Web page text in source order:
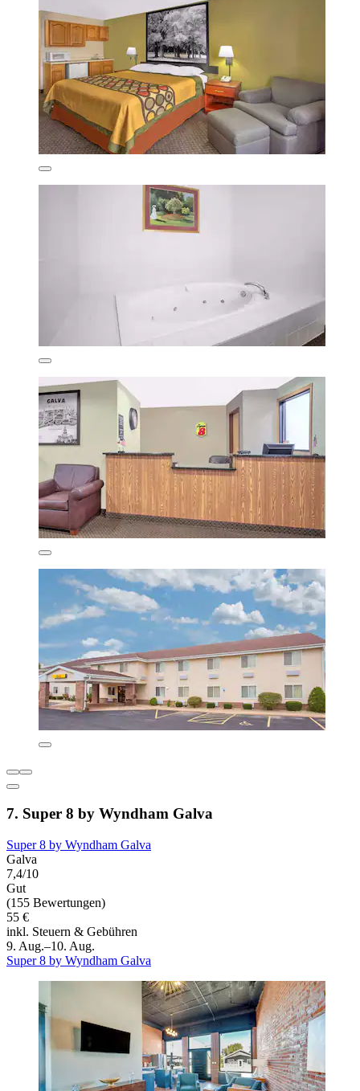
7. Super 8 by Wyndham Galva
Super 8 by Wyndham Galva
Galva
7,4/10
Gut
(155 Bewertungen)
55 €
inkl. Steuern & Gebühren
9. Aug.–10. Aug.
Super 8 by Wyndham Galva